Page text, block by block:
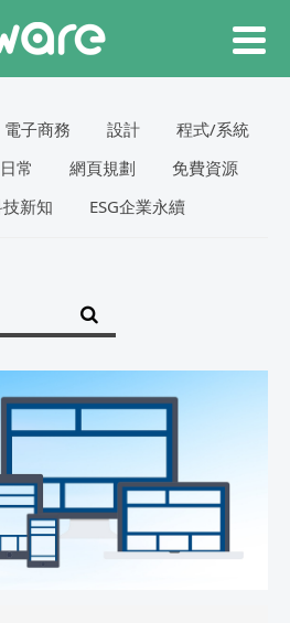
電子商務 設計
程式/系統
常 網頁規劃
免費資源
新知 ESG企業永續